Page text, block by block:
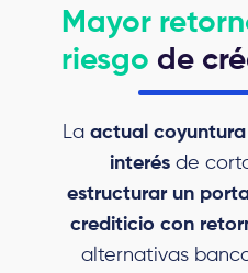
Mayor
riesgo de
La actual
interés de
estructurar un
crediticio con
alternativas